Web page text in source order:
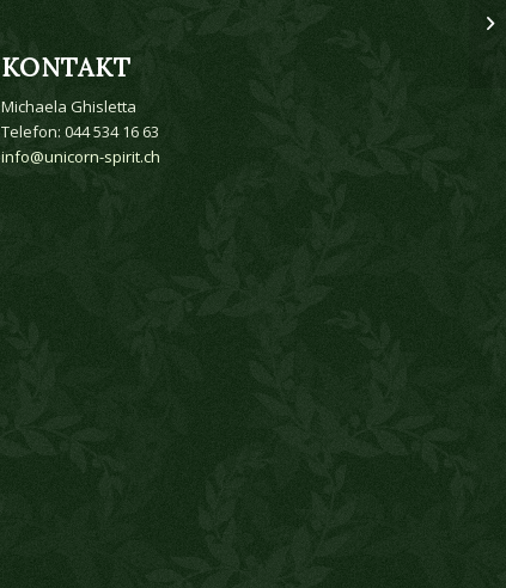
KONTAKT
Michaela Ghisletta
Telefon: 044 534 16 63
info@unicorn-spirit.ch